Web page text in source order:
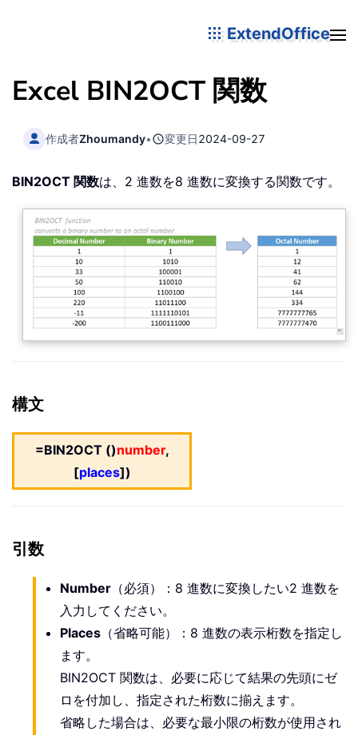
ExtendOffice
Excel BIN2OCT 関数
作成者Zhoumandy• 変更日2024-09-27
BIN2OCT 関数は、2 進数を8 進数に変換する関数です。
構文
=BIN2OCT ()number,
[places])
引数
Number （必須）：8 進数に変換したい2 進数を
入力してください。
Places （省略可能）：8 進数の表示桁数を指定し
ます。
BIN2OCT 関数は、必要に応じて結果の先頭にゼ
ロを付加し、指定された桁数に揃えます。
省略した場合は、必要な最小限の桁数が使用され